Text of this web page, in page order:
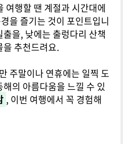
여행할 땐 계절과 시간대에
을 즐기는 것이 포인트입니
을, 낮에는 출렁다리 산책
을 추천드려요.
주말이나 연휴에는 일찍 도
의 아름다움을 느낄 수 있
, 이번 여행에서 꼭 경험해